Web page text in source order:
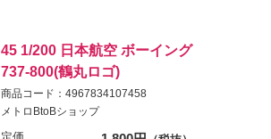
45 1/200 日本航空 ボーイング
737-800(鶴丸ロゴ)
商品コード：4967834107458
メトロBtoBショップ